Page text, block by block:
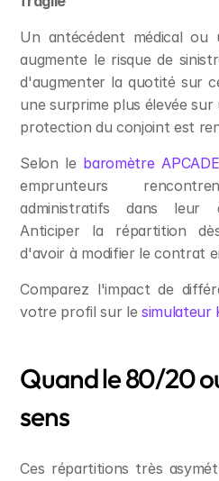
Un antécédent médical
augmente le risque de
d'augmenter la quotité sur
une surprime plus élevée sur
protection du conjoint est
Selon le baromètre
emprunteurs
administratifs dans leur
Anticiper la répartition
d'avoir à modifier le contrat
Comparez l'impact de
votre profil sur le simulateur
Quand le 80/20
sens
Ces répartitions très